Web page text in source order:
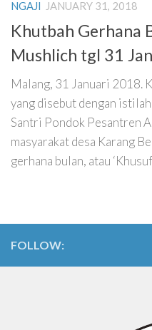
NGAJI JANUARY 31, 2018
Khutbah Gerhana
Mushlich tgl 31
Malang, 31 Januari 2018.
yang disebut dengan
Santri Pondok Pesantren
masyarakat desa Karang
gerhana bulan, atau
FOLLOW: